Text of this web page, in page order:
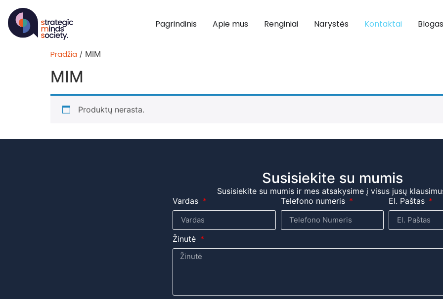
Pagrindinis Apie mus Renginiai Narystės Kontaktai Blogas
Pradžia / MIM
MIM
Produktų nerasta.
Susisiekite su mumis
Susisiekite su mumis ir mes atsakysime į visus jusų
Vardas
Telefono numeris El. Paštas
Žinutė